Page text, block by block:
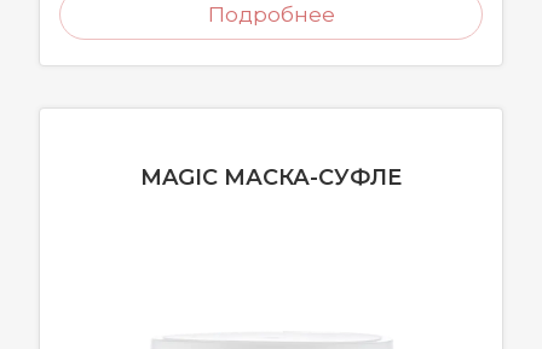
Подробнее
MAGIC МАСКА-СУФЛЕ